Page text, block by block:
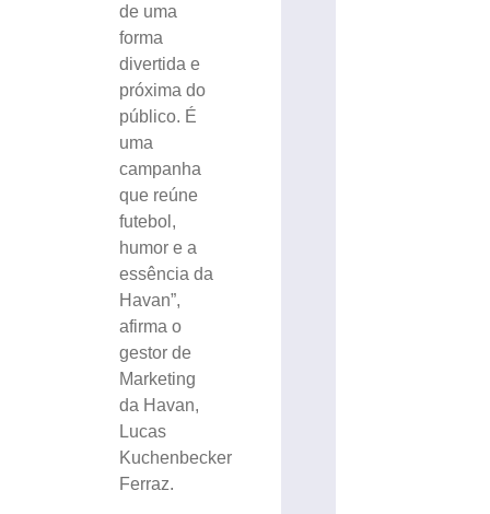
de uma
forma
divertida e
próxima do
público. É
uma
campanha
que reúne
futebol,
humor e a
essência da
Havan”,
afirma o
gestor de
Marketing
da Havan,
Lucas
Kuchenbecker
Ferraz.